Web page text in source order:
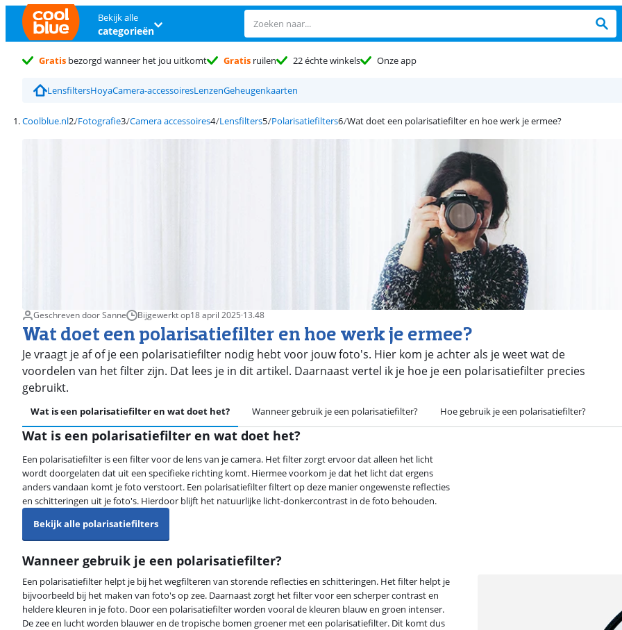
Bekijk alle
categorieën
Gratis bezorgd wanneer het jou uitkomt Gratis ruilen 22 échte winkels Onze app
LensfiltersHoyaCamera-accessoiresLenzenGeheugenkaarten
Coolblue.nl Fotografie Camera accessoires Lensfilters Polarisatiefilters Wat doet een polarisatiefilter en hoe werk je ermee?
Geschreven door Sanne Bijgewerkt op18 april 2025·13.48
Wat doet een polarisatiefilter en hoe werk je ermee?
Je vraagt je af of je een polarisatiefilter nodig hebt voor jouw foto's. Hier kom je achter als je weet wat de
voordelen van het filter zijn. Dat lees je in dit artikel. Daarnaast vertel ik je hoe je een polarisatiefilter precies
gebruikt.
Wat is een polarisatiefilter en wat doet het? Wanneer gebruik je een polarisatiefilter? Hoe gebruik je een polarisatiefilter?
Wat is een polarisatiefilter en wat doet het?
Een polarisatiefilter is een filter voor de lens van je camera. Het filter zorgt ervoor dat alleen het licht
wordt doorgelaten dat uit een specifieke richting komt. Hiermee voorkom je dat het licht dat ergens
anders vandaan komt je foto verstoort. Een polarisatiefilter filtert op deze manier ongewenste reflecties
en schitteringen uit je foto's. Hierdoor blijft het natuurlijke licht-donkercontrast in de foto behouden.
Bekijk alle polarisatiefilters
Wanneer gebruik je een polarisatiefilter?
Een polarisatiefilter helpt je bij het wegfilteren van storende reflecties en schitteringen. Het filter helpt je
bijvoorbeeld bij het maken van foto's op zee. Daarnaast zorgt het filter voor een scherper contrast en
heldere kleuren in je foto. Door een polarisatiefilter worden vooral de kleuren blauw en groen intenser.
De zee en lucht worden blauwer en de tropische bomen groener met een polarisatiefilter. Dit komt dus